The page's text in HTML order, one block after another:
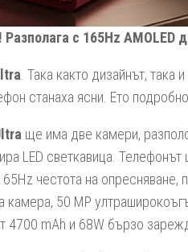
с 165Hz AMOLED
. Така както дизайнът, така
станаха ясни. Ето
ще има две камери,
LED светкавица. Телефонът
честота на опресняване,
камера, 50 MP
4700 mAh и 68W бързо